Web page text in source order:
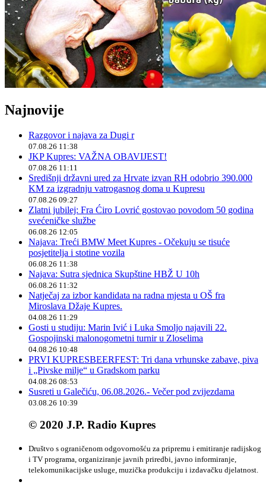
Najnovije
Razgovor i najava za Dugi r
07.08.26 11:38
JKP Kupres: VAŽNA OBAVIJEST!
07.08.26 11:11
Središnji državni ured za Hrvate izvan RH odobrio 390.000
KM za izgradnju vatrogasnog doma u Kupresu
07.08.26 09:27
Zlatni jubilej: Fra Ćiro Lovrić gostovao povodom 50 godina
svećeničke službe
06.08.26 12:05
Najava: Treći BMW Meet Kupres - Očekuju se tisuće
posjetitelja i stotine vozila
06.08.26 11:38
Najava: Sutra sjednica Skupštine HBŽ U 10h
06.08.26 11:32
Natječaj za izbor kandidata na radna mjesta u OŠ fra
Miroslava Džaje Kupres.
04.08.26 11:29
Gosti u studiju: Marin Ivić i Luka Smoljo najavili 22.
Gospojinski malonogometni turnir u Zloselima
04.08.26 10:48
PRVI KUPRESBEERFEST: Tri dana vrhunske zabave, piva
i „Pivske milje“ u Gradskom parku
04.08.26 08:53
Susreti u Galečiću, 06.08.2026.- Večer pod zvijezdama
03.08.26 10:39
© 2020 J.P. Radio Kupres
Društvo s ograničenom odgovornošću za pripremu i emitiranje radijskog
i TV programa, organiziranje javnih priredbi, javno informiranje,
telekomunikacijske usluge, muzička produkciju i izdavačku djelatnost.